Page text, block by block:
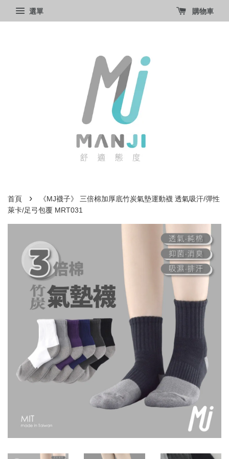
選單 購物車
首頁 ›
《MJ襪子》 三倍棉加厚底竹炭氣墊運動襪 透氣吸汗/彈性
萊卡/足弓包覆 MRT031